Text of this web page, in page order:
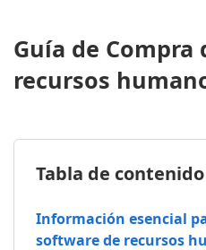
Guía de Compra
recursos
Tabla de contenido
Información esencial
software de recursos